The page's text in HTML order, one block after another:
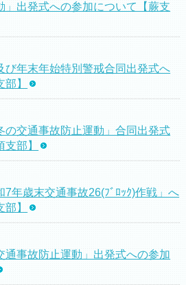
」出発式への参加について【蕨支
び年末年始特別警戒合同出発式へ
】
の交通事故防止運動」合同出発式
部】
年歳末交通事故26(ﾌﾞﾛｯｸ)作戦」へ
】
通事故防止運動」出発式への参加